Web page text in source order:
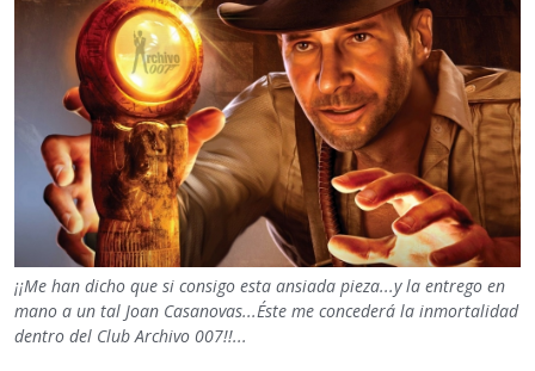
¡¡Me han dicho que si consigo esta ansiada pieza...y la entrego en
mano a un tal Joan Casanovas...Éste me concederá la inmortalidad
dentro del Club Archivo 007!!...